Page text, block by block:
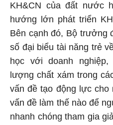
KH&CN của đất nước
hướng lớn phát triển
Bên cạnh đó, Bộ trưởng
số đại biểu tài năng trẻ
học với doanh
lượng chất xám trong
vấn đề tạo động lực
vấn đề làm thế nào để
nhanh chóng tham gia